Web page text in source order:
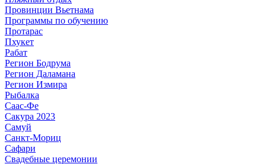
Провинции Вьетнама
Программы по обучению
Протарас
Пхукет
Рабат
Регион Бодрума
Регион Даламана
Регион Измира
Рыбалка
Саас-Фе
Сакура 2023
Самуй
Санкт-Мориц
Сафари
Свадебные церемонии